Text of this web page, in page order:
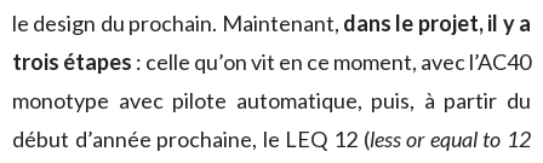
le design du prochain. Maintenant, dans le projet, il y a
trois étapes : celle qu’on vit en ce moment, avec l’AC40
monotype avec pilote automatique, puis, à partir du
début d’année prochaine, le LEQ 12 (less or equal to 12